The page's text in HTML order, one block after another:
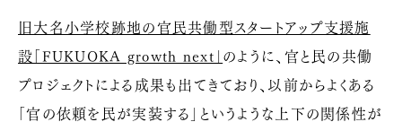
旧大名小学校跡地の官民共働型スタートアップ支援施
設「FUKUOKA growth next」 のように、官と民の共働
プロジェクトによる成果も出てきており、以前からよくある
「官の依頼を民が実装する」というような上下の関係性が